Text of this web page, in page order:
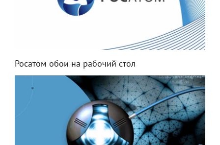
Росатом обои на рабочий стол